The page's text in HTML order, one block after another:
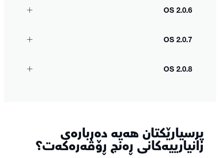
OS 2.0.6
OS 2.0.7
OS 2.0.8
پرسیارێکتان هەیە دەربارەی
زانیارییەکانی ڕەنج ڕۆڤەرەکەت؟